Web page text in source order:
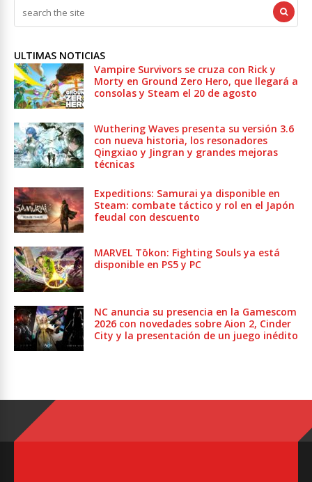
ULTIMAS NOTICIAS
Vampire Survivors se cruza con Rick y
Morty en Ground Zero Hero, que llegará a
consolas y Steam el 20 de agosto
Wuthering Waves presenta su versión 3.6
con nueva historia, los resonadores
Qingxiao y Jingran y grandes mejoras
técnicas
Expeditions: Samurai ya disponible en
Steam: combate táctico y rol en el Japón
feudal con descuento
MARVEL Tōkon: Fighting Souls ya está
disponible en PS5 y PC
NC anuncia su presencia en la Gamescom
2026 con novedades sobre Aion 2, Cinder
City y la presentación de un juego inédito